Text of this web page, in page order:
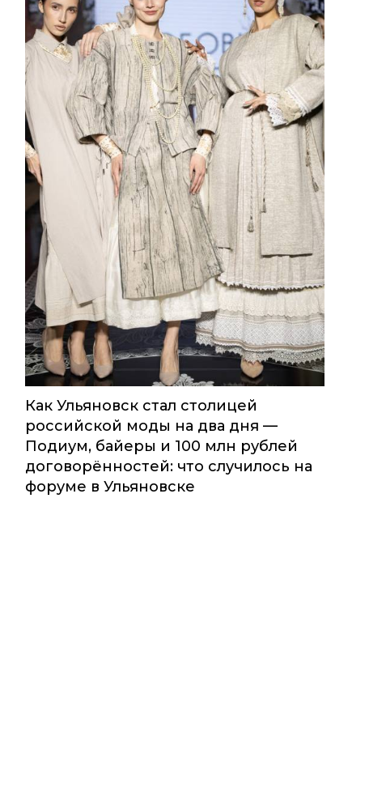
Как Ульяновск стал столицей
российской моды на два дня —
Подиум, байеры и 100 млн рублей
договорённостей: что случилось на
форуме в Ульяновске